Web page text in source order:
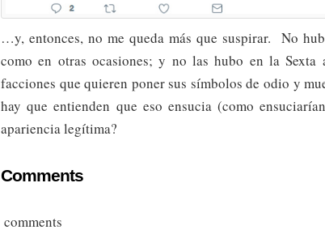
…y, entonces, no me queda más que suspirar. No
como en otras ocasiones; y no las hubo en la Sexta
facciones que quieren poner sus símbolos de odio y
hay que entienden que eso ensucia (como
apariencia legítima?
Comments
comments